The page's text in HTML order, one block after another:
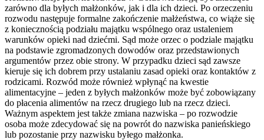
zarówno dla byłych małżonków, jak i dla ich dzieci. Po orzeczeniu
rozwodu następuje formalne zakończenie małżeństwa, co wiąże się
z koniecznością podziału majątku wspólnego oraz ustaleniem
warunków opieki nad dziećmi. Sąd może orzec o podziale majątku
na podstawie zgromadzonych dowodów oraz przedstawionych
argumentów przez obie strony. W przypadku dzieci sąd zawsze
kieruje się ich dobrem przy ustalaniu zasad opieki oraz kontaktów z
rodzicami. Rozwód może również wpłynąć na kwestie
alimentacyjne – jeden z byłych małżonków może być zobowiązany
do płacenia alimentów na rzecz drugiego lub na rzecz dzieci.
Ważnym aspektem jest także zmiana nazwiska – po rozwodzie
osoba może zdecydować się na powrót do nazwiska panieńskiego
lub pozostanie przy nazwisku byłego małżonka.